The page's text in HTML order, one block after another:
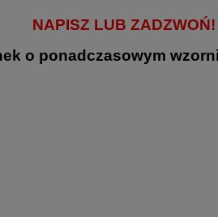
NAPISZ LUB
o ponadczasowym